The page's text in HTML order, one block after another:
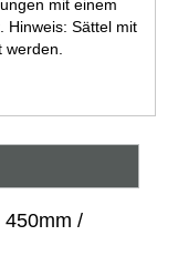
mit einem
Hinweis: Sättel mit
werden.
/